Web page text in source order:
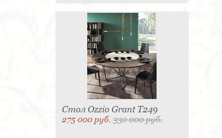
Стол Ozzio Grant T249
275 000 руб.330 000 руб.